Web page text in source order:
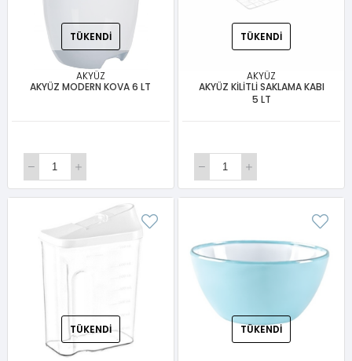
TÜKENDI
AKYÜZ
AKYÜZ MODERN KOVA 6 LT
TÜKENDI
AKYÜZ
AKYÜZ KİLİTLİ SAKLAMA KABI
5 LT
TÜKENDI TÜKENDI